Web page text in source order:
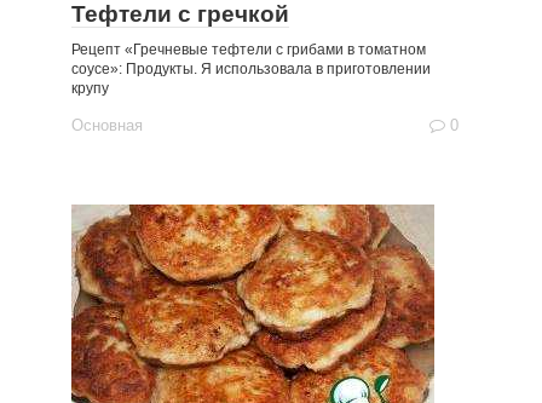
Тефтели с гречкой
Рецепт «Гречневые тефтели с грибами в томатном
соусе»: Продукты. Я использовала в приготовлении
крупу
Основная 0